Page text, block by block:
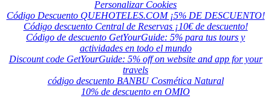
Personalizar Cookies
Código Descuento QUEHOTELES.COM ¡5% DE DESCUENTO!
Código descuento Central de Reservas ¡10€ de descuento!
Código de descuento GetYourGuide: 5% para tus tours y
actividades en todo el mundo
Discount code GetYourGuide: 5% off on website and app for your
travels
código descuento BANBU Cosmética Natural
10% de descuento en OMIO